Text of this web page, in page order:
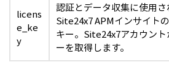
licens
e_ke
y
認証とデータ収集に使用さ
Site24x7 APMインサイト
キー。Site24x7アカウン
ーを取得します。